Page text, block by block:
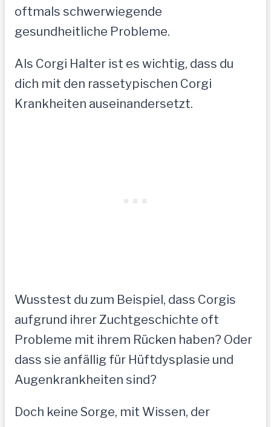
oftmals schwerwiegende
gesundheitliche Probleme.
Als Corgi Halter ist es wichtig, dass du
dich mit den rassetypischen Corgi
Krankheiten auseinandersetzt.
Wusstest du zum Beispiel, dass Corgis
aufgrund ihrer Zuchtgeschichte oft
Probleme mit ihrem Rücken haben? Oder
dass sie anfällig für Hüftdysplasie und
Augenkrankheiten sind?
Doch keine Sorge, mit Wissen, der